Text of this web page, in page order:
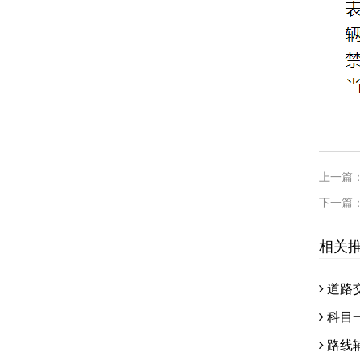
上一篇
下一篇
相关
道路
科目
路线